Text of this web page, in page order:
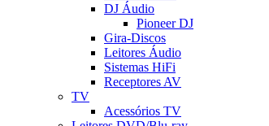
DJ Áudio
Pioneer DJ
Gira-Discos
Leitores Áudio
Sistemas HiFi
Receptores AV
TV
Acessórios TV